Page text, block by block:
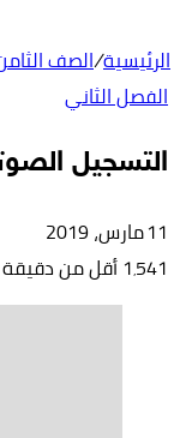
الرئيسية/الصف
الفصل الثاني
التسجيل
11 مارس، 2019
1٬541 أقل من دقيقة